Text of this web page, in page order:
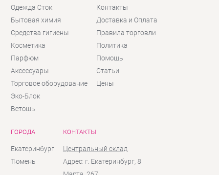
Одежда Сток
Бытовая химия
Средства гигиены
Косметика
Парфюм
Аксессуары
Торговое оборудование
Эко-Блок
Ветошь
Контакты
Доставка и Оплата
Правила торговли
Политика
Помощь
Статьи
Цены
ГОРОДА
Екатеринбург
Тюмень
КОНТАКТЫ
Центральный склад
Адрес: г. Екатеринбург, 8